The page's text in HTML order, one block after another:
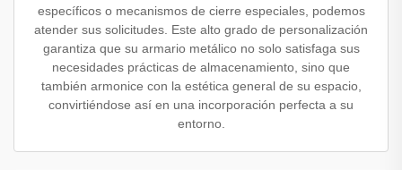
específicos o mecanismos de cierre especiales, podemos
atender sus solicitudes. Este alto grado de personalización
garantiza que su armario metálico no solo satisfaga sus
necesidades prácticas de almacenamiento, sino que
también armonice con la estética general de su espacio,
convirtiéndose así en una incorporación perfecta a su
entorno.